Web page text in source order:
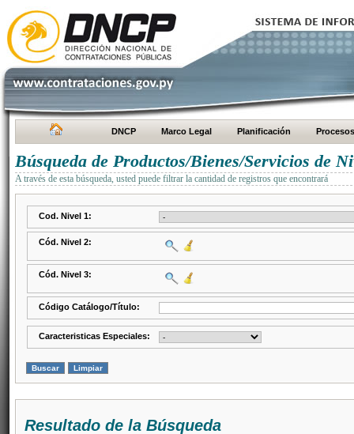
DNCP Marco Legal Planificación Procesos
Búsqueda de Productos/Bienes/Servicios de
A través de esta búsqueda, usted puede filtrar la cantidad de registros que encontrará
Cod. Nivel 1:
Cód. Nivel 2:
Cód. Nivel 3:
Código Catálogo/Título:
Caracteristicas Especiales:
Resultado de la Búsqueda